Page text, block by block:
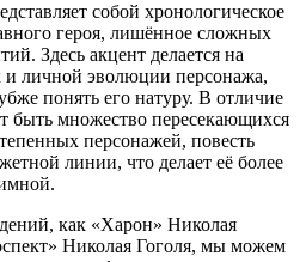
собой хронологическое
героя, лишённое сложных
Здесь акцент делается на
личной эволюции персонажа,
понять его натуру. В отличие
быть множество пересекающихся
персонажей, повесть
линии, что делает её более
как «Харон» Николая
Николая Гоголя, мы можем